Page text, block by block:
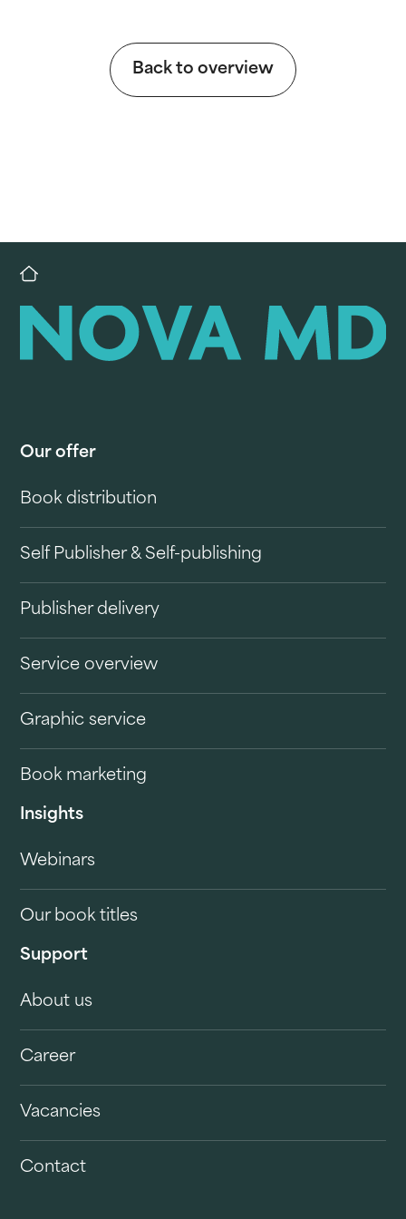
Back to overview
Our offer
Book distribution
Self Publisher & Self-publishing
Publisher delivery
Service overview
Graphic service
Book marketing
Insights
Webinars
Our book titles
Support
About us
Career
Vacancies
Contact